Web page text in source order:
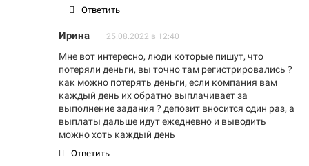
Ответить
Ирина 25.08.2022 в 12:40
Мне вот интересно, люди которые пишут, что
потеряли деньги, вы точно там регистрировались ?
как можно потерять деньги, если компания вам
каждый день их обратно выплачивает за
выполнение задания ? депозит вносится один раз, а
выплаты дальше идут ежедневно и выводить
можно хоть каждый день
Ответить